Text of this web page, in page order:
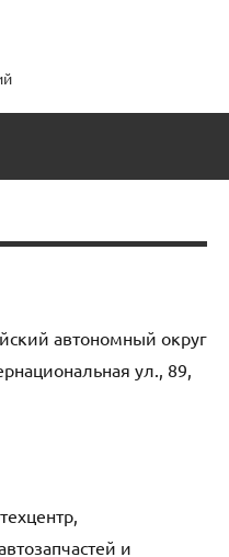
автономный округ
ул., 89,
и